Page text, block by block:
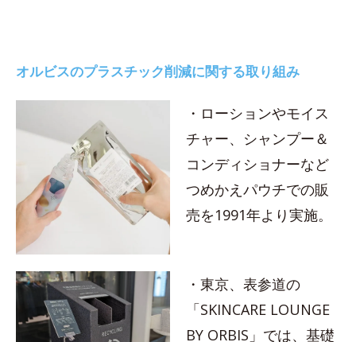
オルビスのプラスチック削減に関する取り組み
・ローションやモイス
チャー、シャンプー＆
コンディショナーなど
つめかえパウチでの販
売を1991年より実施。
・東京、表参道の
「SKINCARE LOUNGE
BY ORBIS」では、基礎